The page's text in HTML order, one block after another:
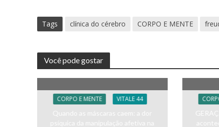
Tags clínica do cérebro CORPO E MENTE
Você pode gostar
CORPO E MENTE
VITALE 44
Quando as máscaras caem: a dor
psíquica da manipulação afetiva na